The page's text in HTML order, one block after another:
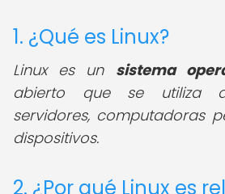
1. ¿Qué es Linux?
Linux es un sistema
abierto que se utiliza
servidores, computadoras
dispositivos.
2. ¿Por qué Linux es